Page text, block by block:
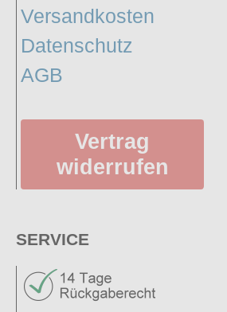
Versandkosten
Datenschutz
AGB
Vertrag
widerrufen
SERVICE